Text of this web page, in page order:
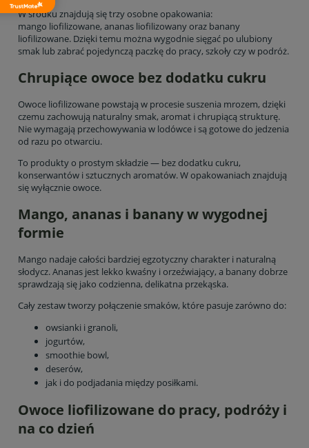
W środku znajdują się trzy osobne opakowania:
mango liofilizowane, ananas liofilizowany oraz banany
liofilizowane. Dzięki temu można wygodnie sięgać po ulubiony
smak lub zabrać pojedynczą paczkę do pracy, szkoły czy w podróż.
Chrupiące owoce bez dodatku cukru
Owoce liofilizowane powstają w procesie suszenia mrozem, dzięki
czemu zachowują naturalny smak, aromat i chrupiącą strukturę.
Nie wymagają przechowywania w lodówce i są gotowe do jedzenia
od razu po otwarciu.
To produkty o prostym składzie — bez dodatku cukru,
konserwantów i sztucznych aromatów. W opakowaniach znajdują
się wyłącznie owoce.
Mango, ananas i banany w wygodnej
formie
Mango nadaje całości bardziej egzotyczny charakter i naturalną
słodycz. Ananas jest lekko kwaśny i orzeźwiający, a banany dobrze
sprawdzają się jako codzienna, delikatna przekąska.
Cały zestaw tworzy połączenie smaków, które pasuje zarówno do:
owsianki i granoli,
jogurtów,
smoothie bowl,
deserów,
jak i do podjadania między posiłkami.
Owoce liofilizowane do pracy, podróży i
na co dzień